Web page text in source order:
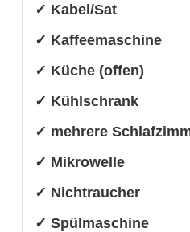
✓ Kabel/Sat
✓ Kaffeemaschine
✓ Küche (offen)
✓ Kühlschrank
✓ mehrere
✓ Mikrowelle
✓ Nichtraucher
✓ Spülmaschine